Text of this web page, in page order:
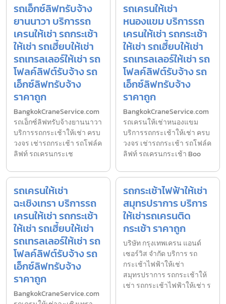
รถเอ็กซ์ลิฟทรับจ้าง
ยานนาวา บริการรถ
เครนให้เช่า รถกระเช้า
ให้เช่า รถเฮี้ยบให้เช่า
รถเทรลเลอร์ให้เช่า รถ
โฟลค์ลิฟต์รับจ้าง รถ
เอ็กซ์ลิฟทรับจ้าง
ราคาถูก
BangkokCraneService.com
รถเอ็กซ์ลิฟทรับจ้างยานนาวา
บริการรถกระเช้าให้เช่า ครบ
วงจร เช่ารถกระเช้า รถโฟล์ค
ลิฟท์ รถเครนกระเช
รถเครนให้เช่า
หนองแขม บริการรถ
เครนให้เช่า รถกระเช้า
ให้เช่า รถเฮี้ยบให้เช่า
รถเทรลเลอร์ให้เช่า รถ
โฟลค์ลิฟต์รับจ้าง รถ
เอ็กซ์ลิฟทรับจ้าง
ราคาถูก
BangkokCraneService.com
รถเครนให้เช่าหนองแขม
บริการรถกระเช้าให้เช่า ครบ
วงจร เช่ารถกระเช้า รถโฟล์ค
ลิฟท์ รถเครนกระเช้า Boo
รถเครนให้เช่า
ฉะเชิงเทรา บริการรถ
เครนให้เช่า รถกระเช้า
ให้เช่า รถเฮี้ยบให้เช่า
รถเทรลเลอร์ให้เช่า รถ
โฟลค์ลิฟต์รับจ้าง รถ
เอ็กซ์ลิฟทรับจ้าง
ราคาถูก
BangkokCraneService.com
รถกระเช้าไฟฟ้าให้เช่า
สมุทรปราการ บริการ
ให้เช่ารถเครนติด
กระเช้า ราคาถูก
บริษัท กรุงเทพเครน แอนด์
เซอร์วิส จำกัด บริการ รถ
กระเช้าไฟฟ้าให้เช่า
สมุทรปราการ รถกระเช้าให้
เช่า รถกระเช้าไฟฟ้าให้เช่า ร